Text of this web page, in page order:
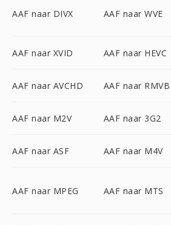
AAF naar DIVX AAF naar WVE
AAF naar XVID AAF naar HEVC
AAF naar AVCHD AAF naar RMVB
AAF naar M2V AAF naar 3G2
AAF naar ASF AAF naar M4V
AAF naar MPEG AAF naar MTS